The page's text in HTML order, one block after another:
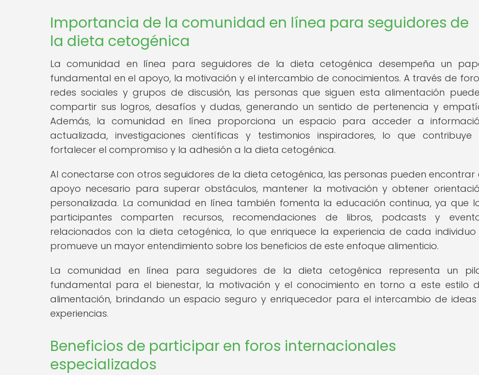
Importancia de la comunidad en línea para seguidores de
la dieta cetogénica
La comunidad en línea para seguidores de la dieta cetogénica desempeña un
fundamental en el apoyo, la motivación y el intercambio de conocimientos. A través de
redes sociales y grupos de discusión, las personas que siguen esta alimentación
compartir sus logros, desafíos y dudas, generando un sentido de pertenencia y
Además, la comunidad en línea proporciona un espacio para acceder a
actualizada, investigaciones científicas y testimonios inspiradores, lo que contribuye
fortalecer el compromiso y la adhesión a la dieta cetogénica.
Al conectarse con otros seguidores de la dieta cetogénica, las personas pueden encontrar
apoyo necesario para superar obstáculos, mantener la motivación y obtener
personalizada. La comunidad en línea también fomenta la educación continua, ya que
participantes comparten recursos, recomendaciones de libros, podcasts y
relacionados con la dieta cetogénica, lo que enriquece la experiencia de cada
promueve un mayor entendimiento sobre los beneficios de este enfoque alimenticio.
La comunidad en línea para seguidores de la dieta cetogénica representa un
fundamental para el bienestar, la motivación y el conocimiento en torno a este estilo
alimentación, brindando un espacio seguro y enriquecedor para el intercambio de
experiencias.
Beneficios de participar en foros internacionales
especializados